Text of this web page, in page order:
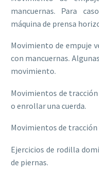
mancuernas. Para
máquina de prensa
Movimiento de empuje
con mancuernas.
movimiento.
Movimientos de
o enrollar una cuerda.
Movimientos de
Ejercicios de rodilla
de piernas.